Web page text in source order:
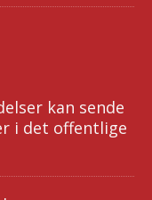
kan sende
i det offentlige